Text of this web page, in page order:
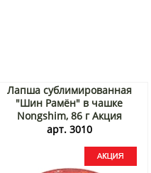
Лапша сублимированная
"Шин Рамён" в чашке
Nongshim, 86 г Акция
арт. 3010